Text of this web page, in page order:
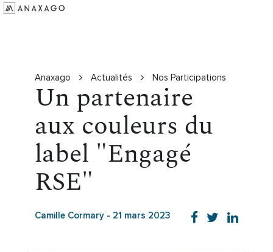
RessourcesAnaxago Actualités Nos Participations
Un partenaire
aux couleurs du
label "Engagé
RSE"
Camille Cormary - 21 mars 2023